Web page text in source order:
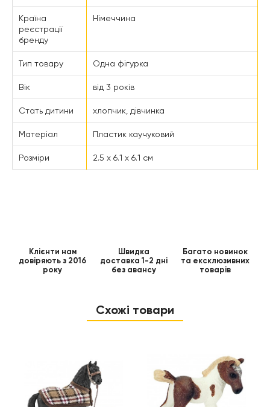
Країна
реєстрації
бренду
Німеччина
Тип товару Одна фігурка
Вік від 3 років
Стать дитини хлопчик, дівчинка
Матеріал Пластик каучуковий
Розміри 2.5 x 6.1 x 6.1 см
Клієнти нам
довіряють з 2016
року
Швидка
доставка 1-2 дні
без авансу
Багато новинок
та ексклюзивних
товарів
Схожі товари